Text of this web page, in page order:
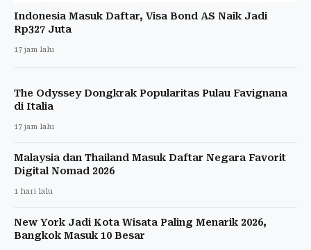
Indonesia Masuk Daftar, Visa Bond AS Naik Jadi
Rp327 Juta
17 jam lalu
The Odyssey Dongkrak Popularitas Pulau Favignana
di Italia
17 jam lalu
Malaysia dan Thailand Masuk Daftar Negara Favorit
Digital Nomad 2026
1 hari lalu
New York Jadi Kota Wisata Paling Menarik 2026,
Bangkok Masuk 10 Besar